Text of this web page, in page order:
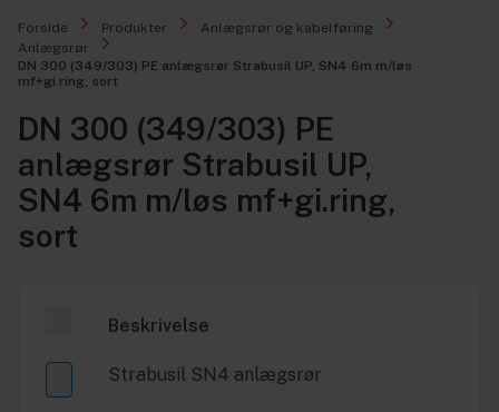
Forside Produkter
Anlægsrør og kabelføring
Anlægsrør
DN 300 (349/303) PE anlægsrør Strabusil UP, SN4 6m m/løs
mf+gi.ring, sort
DN 300 (349/303) PE
anlægsrør Strabusil UP,
SN4 6m m/løs mf+gi.ring,
sort
Beskrivelse
Strabusil SN4 anlægsrør